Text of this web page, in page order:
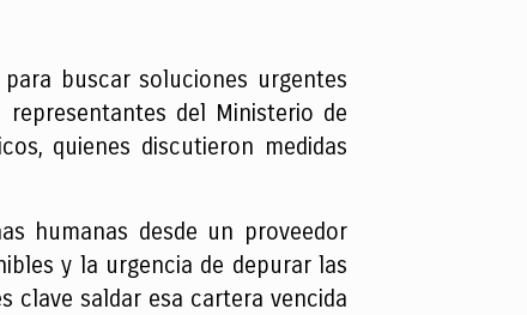
buscar soluciones urgentes
del Ministerio de
quienes discutieron medidas
humanas desde un proveedor
y la urgencia de depurar las
clave saldar esa cartera vencida